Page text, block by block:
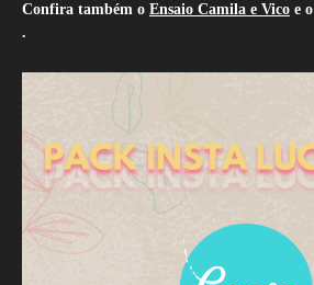
Confira também o Ensaio Camila e Vico e o
.